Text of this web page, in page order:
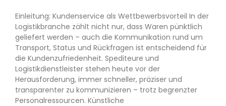
Einleitung: Kundenservice als Wettbewerbsvorteil In der
Logistikbranche zählt nicht nur, dass Waren pünktlich
geliefert werden – auch die Kommunikation rund um
Transport, Status und Rückfragen ist entscheidend für
die Kundenzufriedenheit. Spediteure und
Logistikdienstleister stehen heute vor der
Herausforderung, immer schneller, präziser und
transparenter zu kommunizieren – trotz begrenzter
Personalressourcen. Künstliche